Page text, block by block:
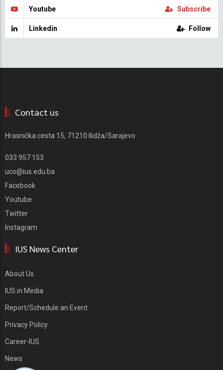
Youtube Subscribe
Linkedin Follow
Contact us
Hrasnička cesta 15, 71210 Ilidža/Sarajevo
033 957 153
uco@ius.edu.ba
Facebook
Youtube
Twitter
Instagram
IUS News Center
About Us
IUS in Media
Report/Schedule an Event
Privacy Policy
Career-IUS
News